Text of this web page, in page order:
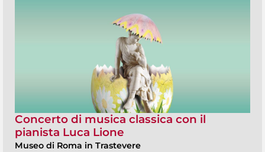
Concerto di musica classica con il
pianista Luca Lione
Museo di Roma in Trastevere